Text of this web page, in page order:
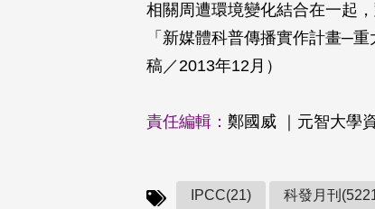
相關周遭環境變化結合在一起
「新媒體科普傳播實作計畫─
稿／2013年12月）
責任編輯： 鄭國威 ｜元智大學
IPCC(21) 科發月刊